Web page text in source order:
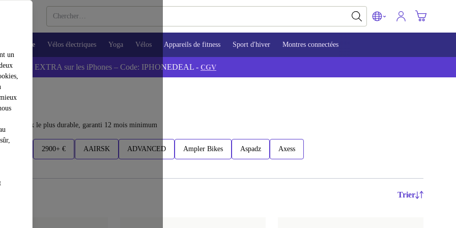
un
Cuisine Vélos électriques Yoga Vélos Appareils de fitness Sport d'hiver Montres connectées
💰-5% EXTRA sur les iPhones – Code: IPHONEDEAL - CGV
Le choix le plus durable, garanti 12 mois minimum
2900+ € AAIRSK ADVANCED Ampler Bikes Aspadz Axess
Trier